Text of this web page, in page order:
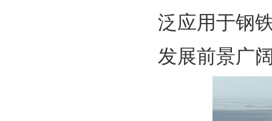
泛应用于钢
发展前景广